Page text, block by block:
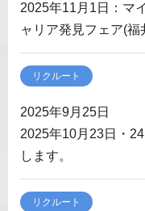
2025年11月1日：マ
ャリア発見フェア(
リクルート
2025年9月25日
2025年10月23日・
します。
リクルート